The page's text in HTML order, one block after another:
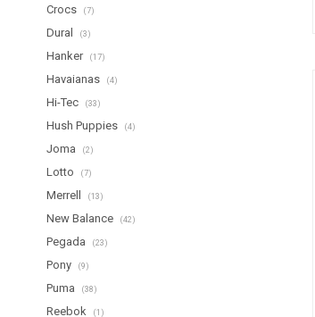
Crocs (7)
Dural (3)
Hanker (17)
Havaianas (4)
Hi-Tec (33)
Hush Puppies (4)
Joma (2)
Lotto (7)
Merrell (13)
New Balance (42)
Pegada (23)
Pony (9)
Puma (38)
Reebok (1)